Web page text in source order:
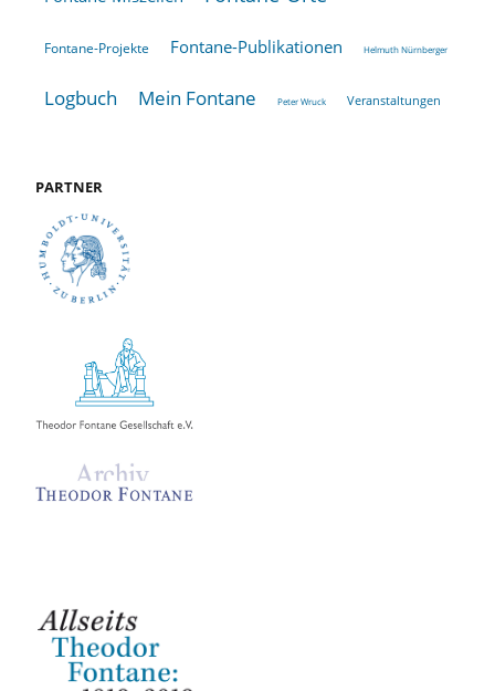
Fontane-Projekte Fontane-Publikationen Helmuth Nürnberger
Logbuch Mein Fontane Peter Wruck Veranstaltungen
PARTNER